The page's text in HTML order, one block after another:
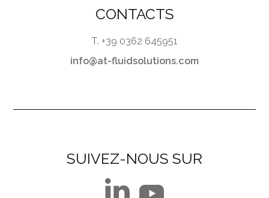
CONTACTS
T. +39 0362 645951
info@at-fluidsolutions.com
SUIVEZ-NOUS SUR